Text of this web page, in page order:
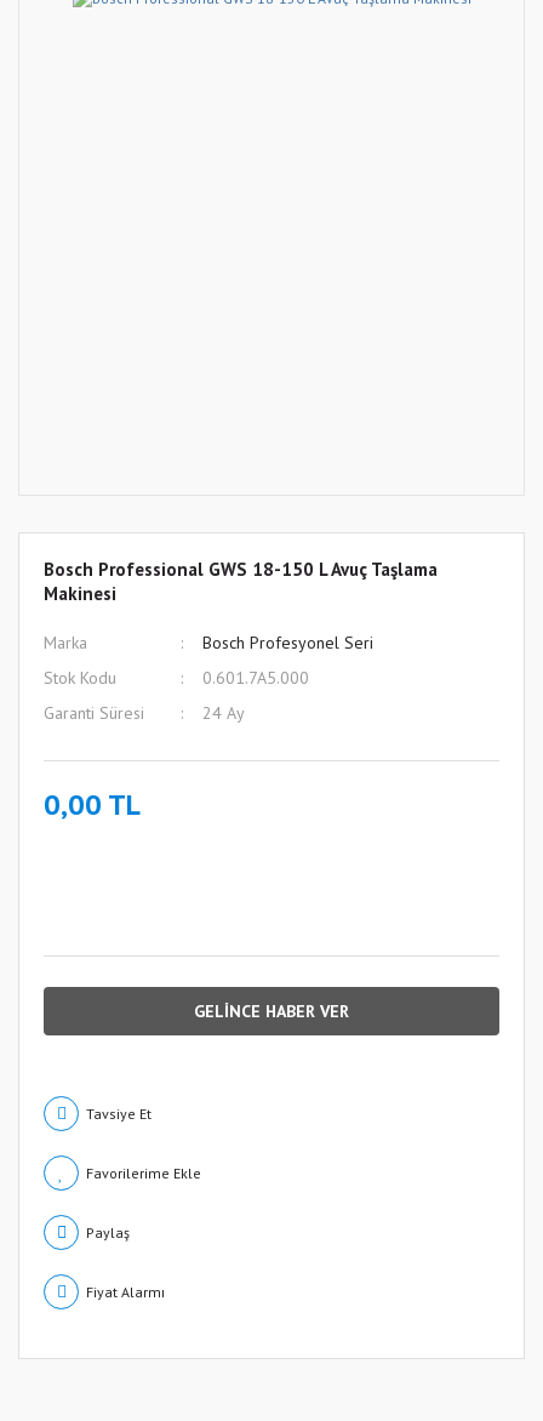
Bosch Professional GWS 18-150 L Avuç Taşlama
Makinesi
Marka
Bosch Profesyonel Seri
Stok Kodu
0.601.7A5.000
Garanti Süresi
24 Ay
0,00 TL
GELİNCE HABER VER
Tavsiye Et
Paylaş
Fiyat Alarmı